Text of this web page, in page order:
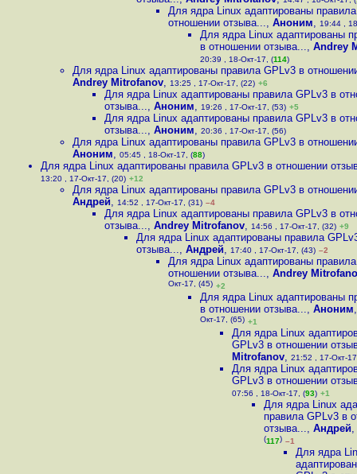
Для ядра Linux адаптированы
отношении отзыва..., Аноним, 19:44 ,
Для ядра Linux адаптированы
в отношении отзыва..., Andrey
20:39 , 18-Окт-17, (114)
Для ядра Linux адаптированы правила GPLv3 в
Andrey Mitrofanov, 13:25 , 17-Окт-17, (22) +6
Для ядра Linux адаптированы правила GPLv3 в
отзыва..., Аноним, 19:26 , 17-Окт-17, (53) +5
Для ядра Linux адаптированы правила GPLv3 в
отзыва..., Аноним, 20:36 , 17-Окт-17, (56)
Для ядра Linux адаптированы правила GPLv3 в
Аноним, 05:45 , 18-Окт-17, (88)
Для ядра Linux адаптированы правила GPLv3 в отношении
13:20 , 17-Окт-17, (20) +12
Для ядра Linux адаптированы правила GPLv3 в
Андрей, 14:52 , 17-Окт-17, (31) –4
Для ядра Linux адаптированы правила GPLv3 в
отзыва..., Andrey Mitrofanov, 14:56 , 17-Окт-17, (32) +9
Для ядра Linux адаптированы правила
отзыва..., Андрей, 17:40 , 17-Окт-17, (43) –2
Для ядра Linux адаптированы
отношении отзыва..., Andrey
Окт-17, (45) +2
Для ядра Linux адаптированы
в отношении отзыва..., Аноним
Окт-17, (65) +1
Для ядра Linux
GPLv3 в отношении
Mitrofanov, 21:52 , 17-Окт-
Для ядра Linux
GPLv3 в отношении
07:56 , 18-Окт-17, (93) +1
Для ядра Linux
правила GPLv3 в
отзыва..., Андрей,
(117) –1
Для ядра